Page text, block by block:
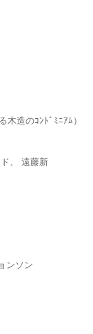
造のｺﾝﾄﾞﾐﾆｱﾑ）
、 遠藤新
ンソン